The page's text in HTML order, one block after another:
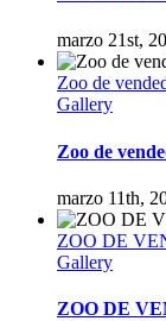
marzo 21st,
Zoo de
Gallery
Zoo de
marzo 11th,
ZOO DE
Gallery
ZOO DE